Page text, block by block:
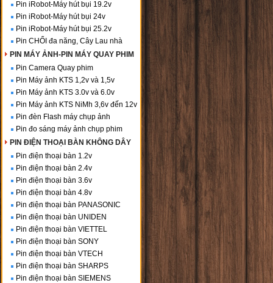
Pin iRobot-Máy hút bụi 19.2v
Pin iRobot-Máy hút bụi 24v
Pin iRobot-Máy hút bụi 25.2v
Pin CHỔI đa năng, Cây Lau nhà
PIN MÁY ẢNH-PIN MÁY QUAY PHIM
Pin Camera Quay phim
Pin Máy ảnh KTS 1,2v và 1,5v
Pin Máy ảnh KTS 3.0v và 6.0v
Pin Máy ảnh KTS NiMh 3,6v đến 12v
Pin đèn Flash máy chụp ảnh
Pin đo sáng máy ảnh chụp phim
PIN ĐIỆN THOẠI BÀN KHÔNG DÂY
Pin điện thoại bàn 1.2v
Pin điện thoại bàn 2.4v
Pin điện thoại bàn 3.6v
Pin điện thoại bàn 4.8v
Pin điện thoại bàn PANASONIC
Pin điện thoại bàn UNIDEN
Pin điện thoại bàn VIETTEL
Pin điện thoại bàn SONY
Pin điện thoại bàn VTECH
Pin điện thoại bàn SHARPS
Pin điện thoại bàn SIEMENS